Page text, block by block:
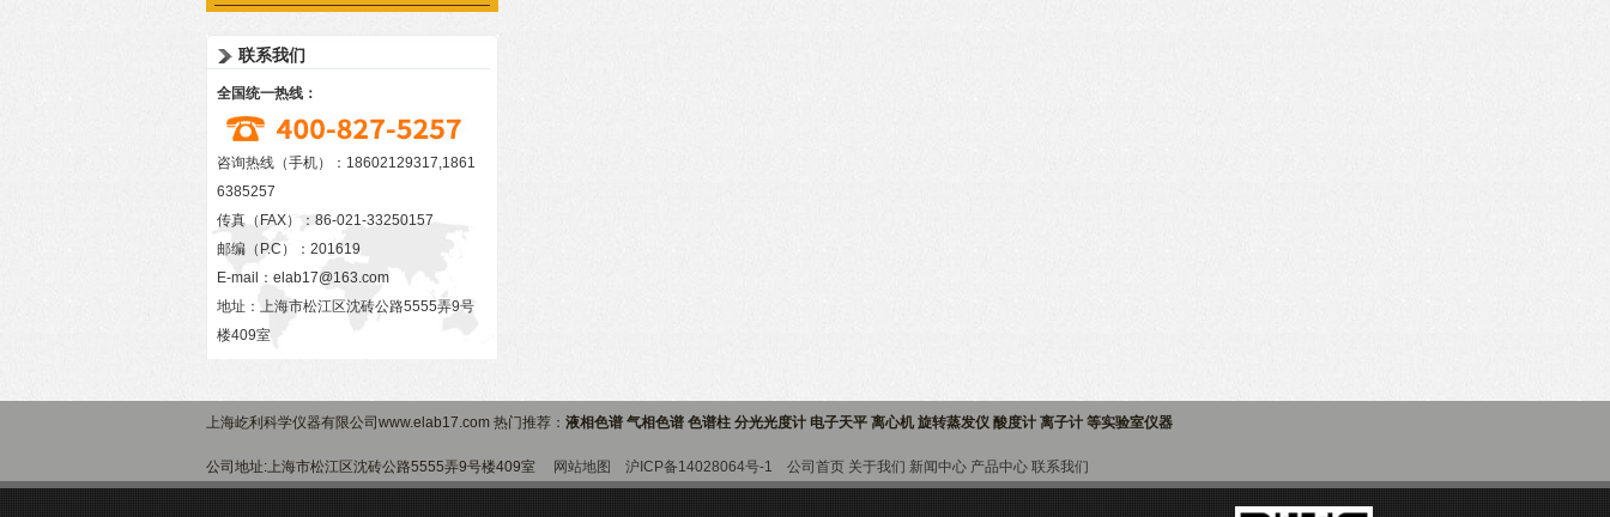
联系我们
全国统一热线：
咨询热线（手机）：18602129317,1861
6385257
传真（FAX）：86-021-33250157
邮编（P.C）：201619
E-mail： elab17@163.com
地址：上海市松江区沈砖公路5555弄9号
楼409室
上海屹利科学仪器有限公司www.elab17.com 热门推荐： 液相色谱 气相色谱 色谱柱 分光光度计 电子天平 离心机 旋转蒸发仪 酸度计 离子计 等实验室仪器
公司地址:上海市松江区沈砖公路5555弄9号楼409室 网站地图 沪ICP备14028064号-1 公司首页 关于我们 新闻中心 产品中心 联系我们